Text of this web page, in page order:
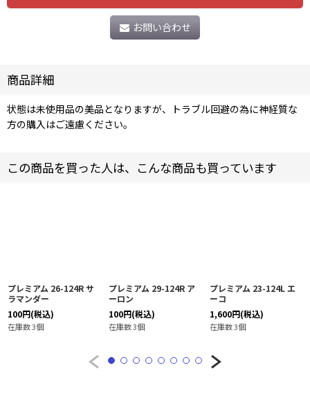
お問い合わせ
商品詳細
状態は未使用品の美品となりますが、トラブル回避の為に神経質な
方の購入はご遠慮ください。
この商品を買った人は、こんな商品も買っています
プレミアム 26-124R サ
ラマンダー
100円(税込)
在庫数 3個
プレミアム 29-124R ア
ーロン
100円(税込)
在庫数 3個
プレミアム 23-124L エ
ーコ
1,600円(税込)
在庫数 3個